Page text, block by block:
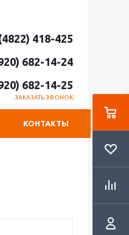
418-425
682-14-24
682-14-25
ЗАКАЗАТЬ ЗВОНОК
КОНТАКТЫ